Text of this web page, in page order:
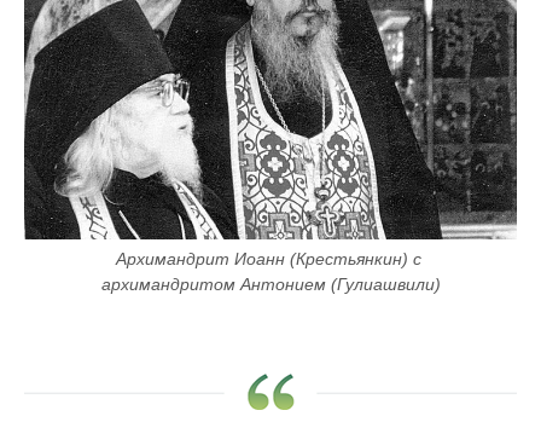
Архимандрит Иоанн (Крестьянкин) с
архимандритом Антонием (Гулиашвили)